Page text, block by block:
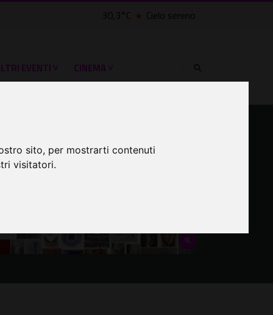
sito, per mostrarti contenuti
visitatori.
30,3°C Cielo sereno
EVENTI ˅ CINEMA ˅